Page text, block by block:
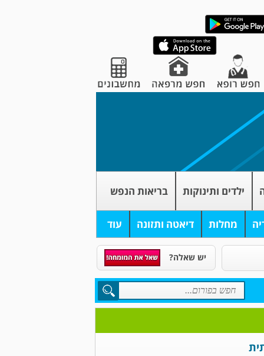
ילדים ותינוקות בריאות הנפש
מחלות דיאטה ותזונה עוד
יש שאלה?